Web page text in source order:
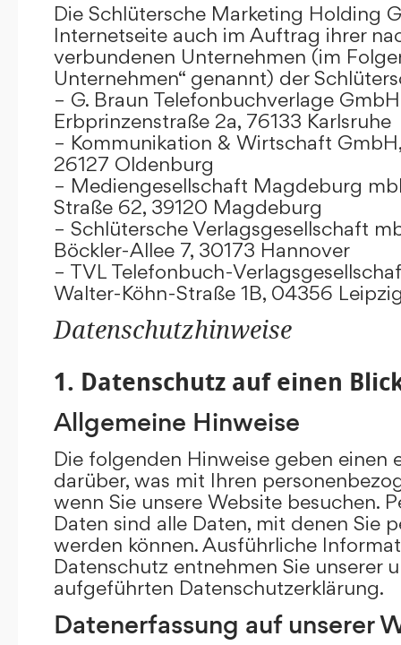
Die Schlütersche Marketing Holding
Internetseite auch im Auftrag ihrer
verbundenen Unternehmen (im
Unternehmen“ genannt) der
– G. Braun Telefonbuchverlage GmbH
Erbprinzenstraße 2a, 76133 Karlsruhe
– Kommunikation & Wirtschaft
26127 Oldenburg
– Mediengesellschaft Magdeburg
Straße 62, 39120 Magdeburg
– Schlütersche Verlagsgesellschaft
Böckler-Allee 7, 30173 Hannover
– TVL Telefonbuch-
Walter-Köhn-Straße 1B, 04356
Datenschutzhinweise
1. Datenschutz auf einen
Allgemeine Hinweise
Die folgenden Hinweise geben einen
darüber, was mit Ihren
wenn Sie unsere Website besuchen.
Daten sind alle Daten, mit denen Sie
werden können. Ausführliche
Datenschutz entnehmen Sie unserer
aufgeführten Datenschutzerklärung.
Datenerfassung auf unserer